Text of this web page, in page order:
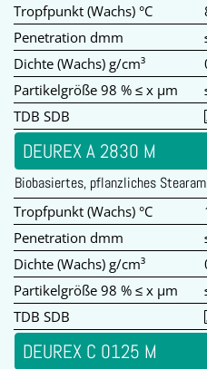
Tropfpunkt (Wachs) °C
Penetration dmm
Dichte (Wachs) g/cm³
Partikelgröße 98 % ≤ x µm
TDB SDB
DEUREX A 2830 M
Biobasiertes, pflanzliches
Tropfpunkt (Wachs) °C
Penetration dmm
Dichte (Wachs) g/cm³
Partikelgröße 98 % ≤ x µm
TDB SDB
DEUREX C 0125 M